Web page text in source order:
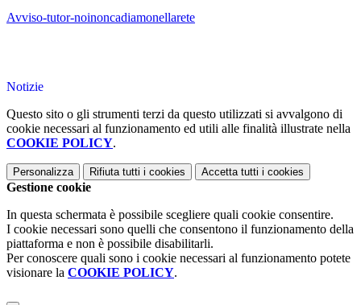
Avviso-tutor-noinoncadiamonellarete
Notizie
Questo sito o gli strumenti terzi da questo utilizzati si avvalgono di
cookie necessari al funzionamento ed utili alle finalità illustrate nella
COOKIE POLICY.
Personalizza Rifiuta tutti i cookies Accetta tutti i cookies
Gestione cookie
In questa schermata è possibile scegliere quali cookie consentire.
I cookie necessari sono quelli che consentono il funzionamento della
piattaforma e non è possibile disabilitarli.
Per conoscere quali sono i cookie necessari al funzionamento potete
visionare la COOKIE POLICY.